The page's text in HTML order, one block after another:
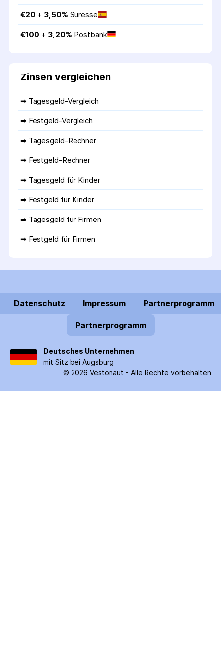
€20 + 3,50% Suresse
€100 + 3,20% Postbank
Zinsen vergleichen
➡ Tagesgeld-Vergleich
➡ Festgeld-Vergleich
➡ Tagesgeld-Rechner
➡ Festgeld-Rechner
➡ Tagesgeld für Kinder
➡ Festgeld für Kinder
➡ Tagesgeld für Firmen
➡ Festgeld für Firmen
Datenschutz Impressum Partnerprogramm
Partnerprogramm
Deutsches Unternehmen
mit Sitz bei Augsburg
© 2026 Vestonaut - Alle Rechte vorbehalten